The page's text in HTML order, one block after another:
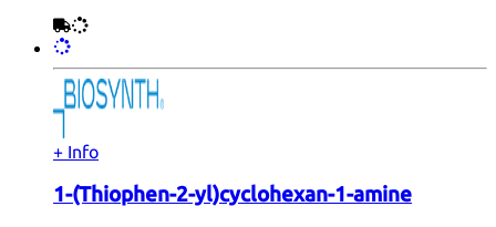
+ Info
1-(Thiophen-2-yl)cyclohexan-1-amine